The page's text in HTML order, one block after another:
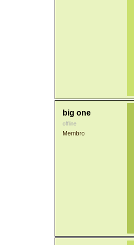
big one
offline
Membro